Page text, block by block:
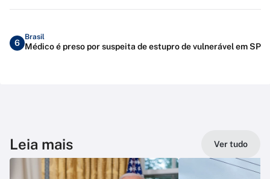
6
Brasil
Médico é preso por suspeita de estupro de vulnerável em SP
Leia mais Ver tudo